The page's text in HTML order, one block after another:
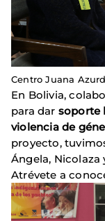
Centro Juana
En Bolivia,
para dar soporte
violencia de
proyecto,
Ángela, Nicolaza
Atrévete a